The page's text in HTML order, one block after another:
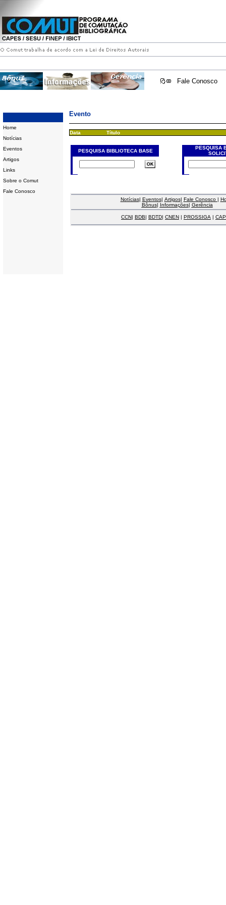
Fale Conosco
Home
Notícias
Eventos
Artigos
Links
Sobre o Comut
Fale Conosco
Evento
Data Título
PESQUISA BIBLIOTECA BASE
PESQUISA
Notícias| Eventos| Artigos| Fale Conosco |
Bônus| Informações| Gerência
CCN| BDB| BDTD| CNEN | PROSSIGA |